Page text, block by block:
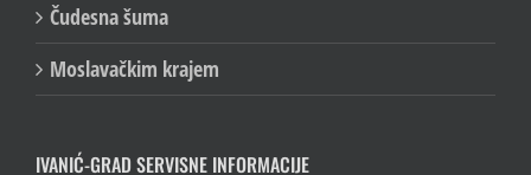
Čudesna šuma
Moslavačkim krajem
IVANIĆ-GRAD SERVISNE INFORMACIJE